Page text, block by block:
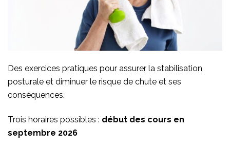
Des exercices pratiques pour assurer la stabilisation
posturale et diminuer le risque de chute et ses
conséquences.
Trois horaires possibles : début des cours en
septembre 2026